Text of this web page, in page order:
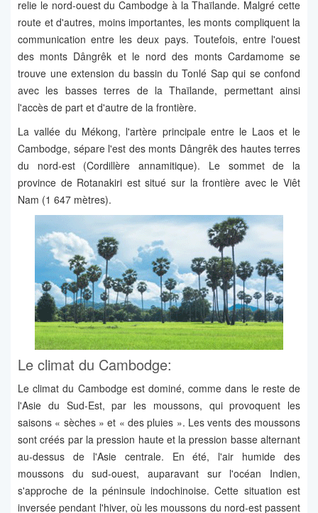
relie le nord-ouest du Cambodge à la Thaïlande. Malgré cette
route et d'autres, moins importantes, les monts compliquent la
communication entre les deux pays. Toutefois, entre l'ouest
des monts Dângrêk et le nord des monts Cardamome se
trouve une extension du bassin du Tonlé Sap qui se confond
avec les basses terres de la Thaïlande, permettant ainsi
l'accès de part et d'autre de la frontière.
La vallée du Mékong, l'artère principale entre le Laos et le
Cambodge, sépare l'est des monts Dângrêk des hautes terres
du nord-est (Cordillère annamitique). Le sommet de la
province de Rotanakiri est situé sur la frontière avec le Viêt
Nam (1 647 mètres).
Le climat du Cambodge:
Le climat du Cambodge est dominé, comme dans le reste de
l'Asie du Sud-Est, par les moussons, qui provoquent les
saisons « sèches » et « des pluies ». Les vents des moussons
sont créés par la pression haute et la pression basse alternant
au-dessus de l'Asie centrale. En été, l'air humide des
moussons du sud-ouest, auparavant sur l'océan Indien,
s'approche de la péninsule indochinoise. Cette situation est
inversée pendant l'hiver, où les moussons du nord-est passent